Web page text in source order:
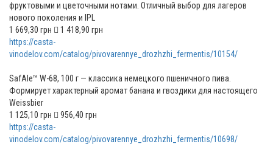
фруктовыми и цветочными нотами. Отличный выбор для лагеров
нового поколения и IPL
1 669,30 грн  1 418,90 грн
https://casta-
vinodelov.com/catalog/pivovarennye_drozhzhi_fermentis/10154/
SafAle™ W-68, 100 г — классика немецкого пшеничного пива.
Формирует характерный аромат банана и гвоздики для настоящего
Weissbier
1 125,10 грн  956,40 грн
https://casta-
vinodelov.com/catalog/pivovarennye_drozhzhi_fermentis/10698/